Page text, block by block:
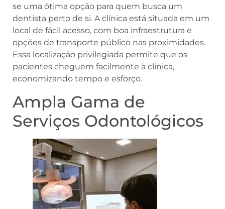
se uma ótima opção para quem busca um
dentista perto de si. A clínica está situada em um
local de fácil acesso, com boa infraestrutura e
opções de transporte público nas proximidades.
Essa localização privilegiada permite que os
pacientes cheguem facilmente à clínica,
economizando tempo e esforço.
Ampla Gama de
Serviços Odontológicos